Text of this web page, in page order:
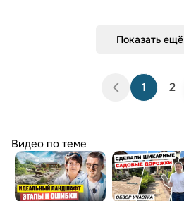
Показать ещё
1 2
Видео по теме